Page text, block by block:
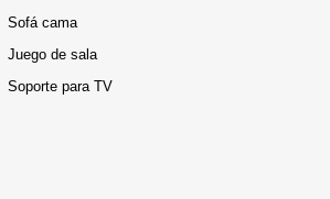
Sofá cama
Juego de sala
Soporte para TV